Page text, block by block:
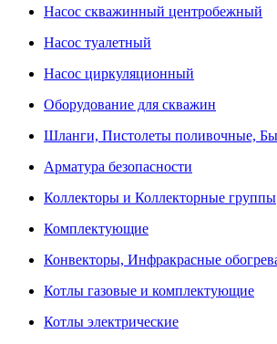
Насос скважинный центробежный
Насос туалетный
Насос циркуляционный
Оборудование для скважин
Шланги, Пистолеты поливочные,
Арматура безопасности
Коллекторы и Коллекторные группы
Комплектующие
Конвекторы, Инфракрасные
Котлы газовые и комплектующие
Котлы электрические